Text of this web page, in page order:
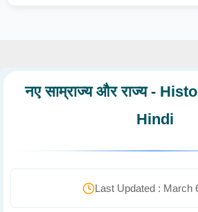
नए साम्राज्य और राज्य -
Hindi
Last Updated : March